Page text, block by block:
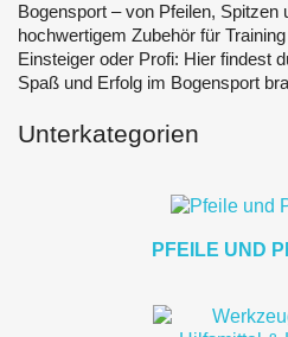
Bogensport – von Pfeilen, Spitzen
hochwertigem Zubehör für
Einsteiger oder Profi: Hier findest
Spaß und Erfolg im Bogensport
Unterkategorien
PFEILE UND